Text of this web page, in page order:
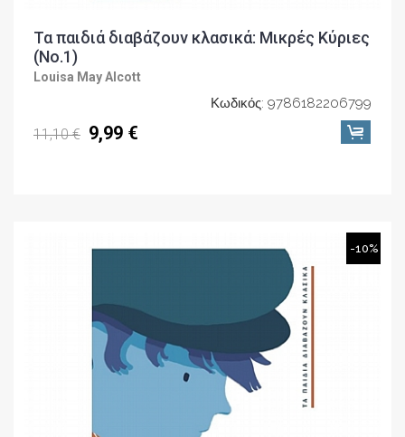
Τα παιδιά διαβάζουν κλασικά: Μικρές Κύριες
(No.1)
Louisa May Alcott
Κωδικός: 9786182206799
11,10 € 9,99 €
-10%